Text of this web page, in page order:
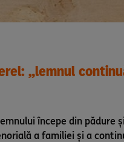
„lemnul
începe din pădure
a familiei și a